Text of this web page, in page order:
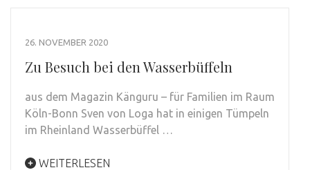
26. NOVEMBER 2020
Zu Besuch bei den Wasserbüffeln
aus dem Magazin Känguru – für Familien im Raum
Köln-Bonn Sven von Loga hat in einigen Tümpeln
im Rheinland Wasserbüffel …
WEITERLESEN